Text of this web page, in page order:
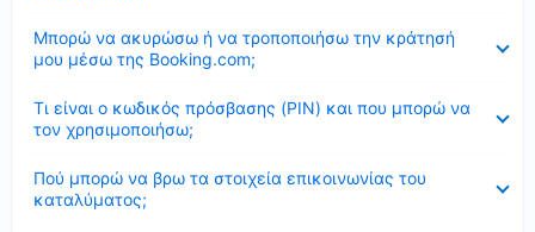
Μπορώ να ακυρώσω ή να τροποποιήσω την κράτησή
μου μέσω της Booking.com;
Τι είναι ο κωδικός πρόσβασης (PIN) και που μπορώ να
τον χρησιμοποιήσω;
Πού μπορώ να βρω τα στοιχεία επικοινωνίας του
καταλύματος;